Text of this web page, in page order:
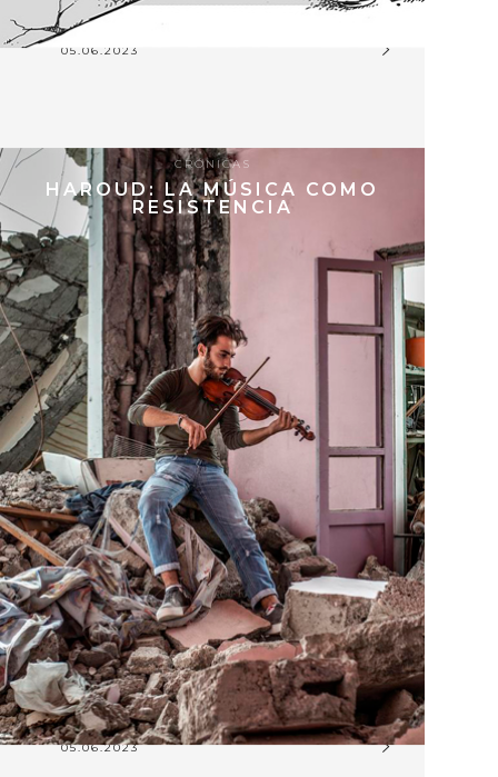
05.06.2023
05.06.2023
CRÓNICAS
HAROUD: LA MÚSICA COMO
RESISTENCIA